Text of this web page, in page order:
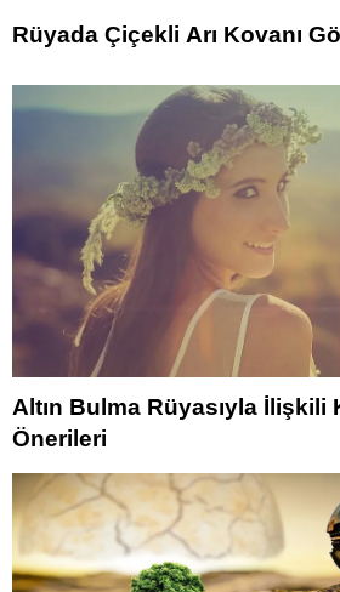
Rüyada Çiçekli Arı Kovanı
Altın Bulma Rüyasıyla İlişkili
Önerileri